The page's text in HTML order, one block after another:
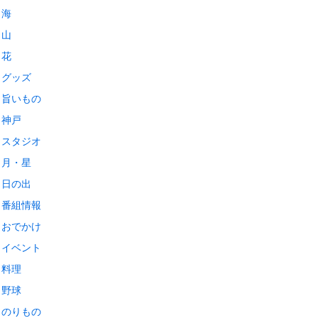
海
山
花
グッズ
旨いもの
神戸
スタジオ
月・星
日の出
番組情報
おでかけ
イベント
料理
野球
のりもの